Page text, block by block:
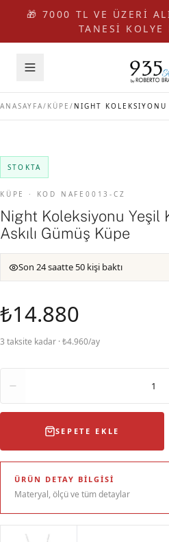
🎁 7000 TL VE ÜZERİ
TANESİ KOLYE
ANASAYFA/ KÜPE /
STOKTA
KÜPE · KOD NAFE0013-CZ
Night Koleksiyonu Yeşil
Askılı Gümüş Küpe
Son 24 saatte 50 kişi baktı
₺14.880
3 taksite kadar · ₺4.960/ay
1
SEPETE EKLE
ÜRÜN DETAY BILGISI
Materyal, ölçü ve tüm detaylar